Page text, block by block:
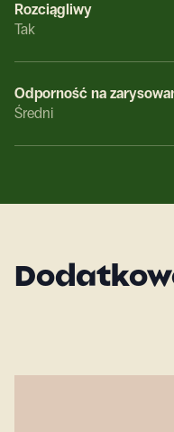
Rozciągliwy
Tak
Odporność na
Średni